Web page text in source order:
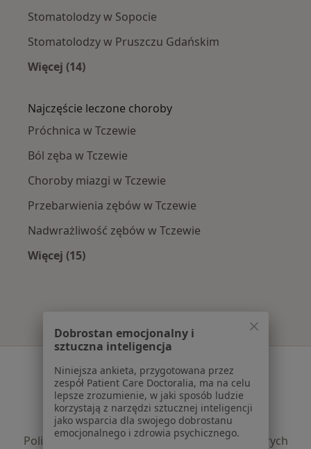
Stomatolodzy w Sopocie
Stomatolodzy w Pruszczu Gdańskim
Więcej (14)
Najczęście leczone choroby
Próchnica w Tczewie
Ból zęba w Tczewie
Choroby miazgi w Tczewie
Przebarwienia zębów w Tczewie
Nadwrażliwość zębów w Tczewie
Więcej (15)
Serwis
Regulamin
Polityka prywatności pacjentów
Polityka prywatności profesjonalistów
Polityka prywatności dla profesjonalistów, których
Dobrostan emocjonalny i
sztuczna inteligencja
Niniejsza ankieta, przygotowana przez
zespół Patient Care Doctoralia, ma na celu
lepsze zrozumienie, w jaki sposób ludzie
korzystają z narzędzi sztucznej inteligencji
jako wsparcia dla swojego dobrostanu
emocjonalnego i zdrowia psychicznego.